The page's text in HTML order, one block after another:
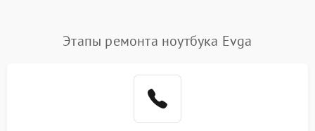
Этапы ремонта ноутбука Evga